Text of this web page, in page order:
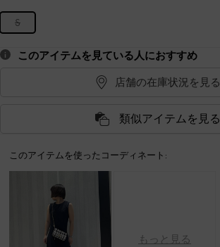
S
このアイテムを見ている人におすすめ
店舗の在庫状況を見る
類似アイテムを見る
このアイテムを使ったコーディネート:
もっと見る